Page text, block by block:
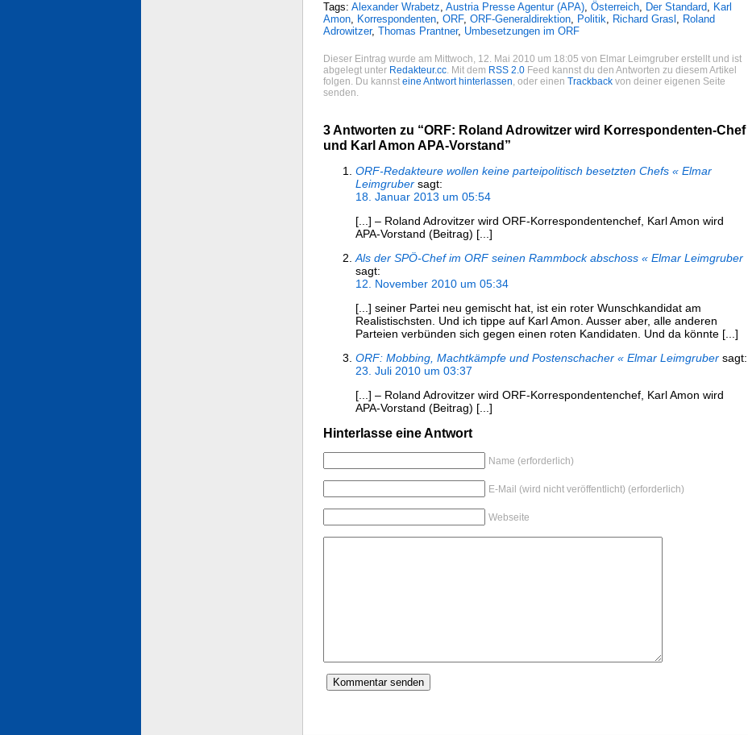
Tags: Alexander Wrabetz, Austria Presse Agentur (APA), Österreich, Der Standard, Karl
Amon, Korrespondenten, ORF, ORF-Generaldirektion, Politik, Richard Grasl , Roland
Adrowitzer, Thomas Prantner, Umbesetzungen im ORF
Dieser Eintrag wurde am Mittwoch, 12. Mai 2010 um 18:05 von Elmar Leimgruber erstellt und ist
abgelegt unter Redakteur.cc. Mit dem RSS 2.0 Feed kannst du den Antworten zu diesem Artikel
folgen. Du kannst eine Antwort hinterlassen, oder einen Trackback von deiner eigenen Seite
senden.
3 Antworten zu “ORF: Roland Adrowitzer wird Korrespondenten-Chef
und Karl Amon APA-Vorstand”
ORF-Redakteure wollen keine parteipolitisch besetzten Chefs « Elmar
Leimgruber sagt:
18. Januar 2013 um 05:54
[...] – Roland Adrovitzer wird ORF-Korrespondentenchef, Karl Amon wird
APA-Vorstand (Beitrag) [...]
Als der SPÖ-Chef im ORF seinen Rammbock abschoss « Elmar Leimgruber
sagt:
12. November 2010 um 05:34
[...] seiner Partei neu gemischt hat, ist ein roter Wunschkandidat am
Realistischsten. Und ich tippe auf Karl Amon. Ausser aber, alle anderen
Parteien verbünden sich gegen einen roten Kandidaten. Und da könnte [...]
ORF: Mobbing, Machtkämpfe und Postenschacher « Elmar Leimgruber sagt:
23. Juli 2010 um 03:37
[...] – Roland Adrovitzer wird ORF-Korrespondentenchef, Karl Amon wird
APA-Vorstand (Beitrag) [...]
Hinterlasse eine Antwort
Name (erforderlich)
E-Mail (wird nicht veröffentlicht) (erforderlich)
Webseite